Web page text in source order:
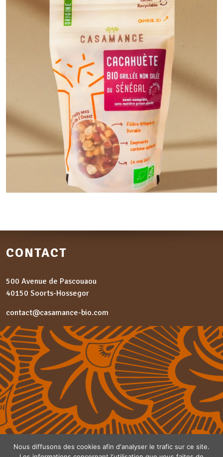
CONTACT
500 Avenue de Pascouaou
40150 Soorts-Hossegor
contact@casamance-bio.com
Nous diffusons des cookies afin d'analyser le trafic sur ce site.